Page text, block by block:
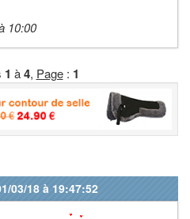
10:00
1 à4, Page: 1
03/18 à 19:47:52